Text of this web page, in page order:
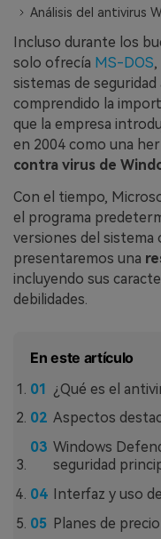
Repairit - Reparar
UBackit - Respaldar
Análisis del antivirus
Incluso durante los
solo ofrecía MS-DOS
sistemas de
comprendido la
que la empresa
en 2004 como una
contra virus de
Con el tiempo,
el programa
versiones del sistema
presentaremos una
incluyendo sus
debilidades.
En este artículo
¿Qué es el
Aspectos
Windows
seguridad
Interfaz y uso
Planes de